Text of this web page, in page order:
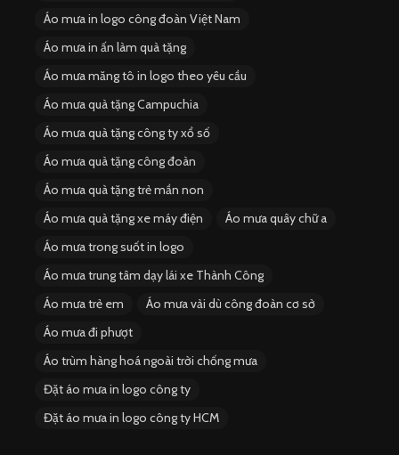
Áo mưa in logo công đoàn Việt Nam
Áo mưa in ấn làm quà tặng
Áo mưa măng tô in logo theo yêu cầu
Áo mưa quà tặng Campuchia
Áo mưa quà tặng công ty xổ số
Áo mưa quà tặng công đoàn
Áo mưa quà tặng trẻ mần non
Áo mưa quà tặng xe máy điện
Áo mưa quây chữ a
Áo mưa trong suốt in logo
Áo mưa trung tâm dạy lái xe Thành Công
Áo mưa trẻ em
Áo mưa vải dù công đoàn cơ sở
Áo mưa đi phượt
Áo trùm hàng hoá ngoài trời chống mưa
Đặt áo mưa in logo công ty
Đặt áo mưa in logo công ty HCM